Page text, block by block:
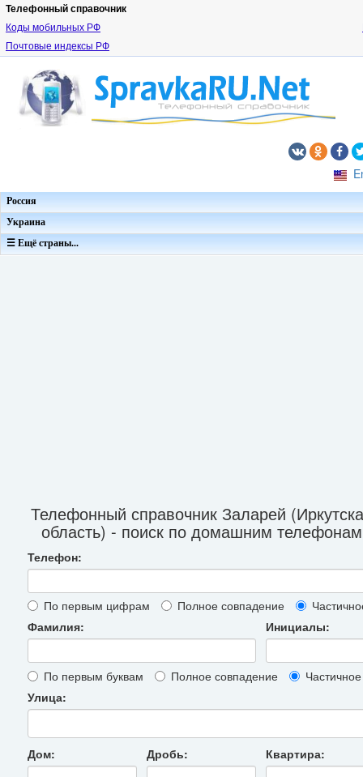
Телефонный справочник
Коды мобильных РФ
Почтовые индексы РФ
Россия
Украина
☰ Ещё страны...
Телефонный справочник Заларей
область) - поиск по домашним телефонам
Телефон:
По первым цифрам Полное совпадение
Фамилия:
Инициалы:
По первым буквам Полное совпадение
Частичное
Улица:
Дом: Дробь: Квартира: